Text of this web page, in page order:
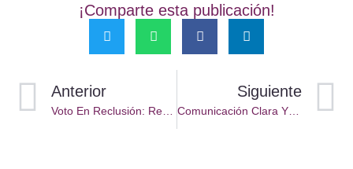
¡Comparte esta publicación!
Anterior Siguiente
Comunicación Clara Y Resoluciones Abiertas